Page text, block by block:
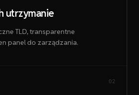
utrzymanie
TLD, transparentne
panel do zarządzania.
02